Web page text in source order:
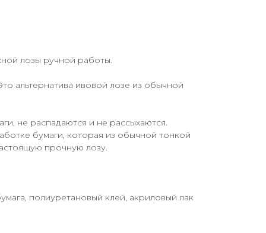
лозы ручной работы.
альтернатива ивовой лозе из обычной
не распадаются и не рассыхаются.
бумаги, которая из обычной тонкой
прочную лозу.
полиуретановый клей, акриловый лак